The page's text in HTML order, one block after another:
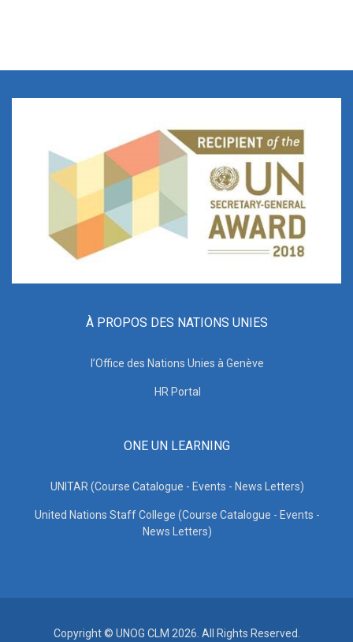
À PROPOS DES NATIONS UNIES
l’Office des Nations Unies à Genève
HR Portal
ONE UN LEARNING
UNITAR (Course Catalogue - Events - News Letters)
United Nations Staff College (Course Catalogue - Events -
News Letters)
Copyright © UNOG CLM 2026. All Rights Reserved.